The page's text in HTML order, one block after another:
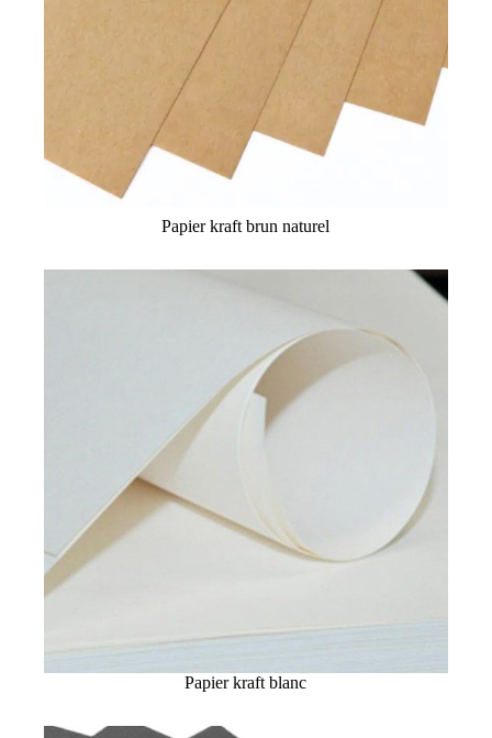
Papier kraft brun naturel
Papier kraft blanc